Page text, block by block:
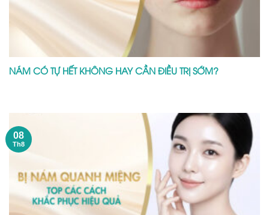
NÁM CÓ TỰ HẾT KHÔNG HAY CẦN ĐIỀU TRỊ SỚM?
08
Th8